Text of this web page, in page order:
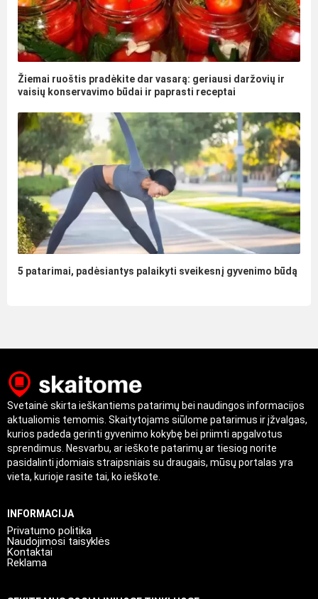
Žiemai ruoštis pradėkite dar vasarą: geriausi daržovių ir
vaisių konservavimo būdai ir paprasti receptai
5 patarimai, padėsiantys palaikyti sveikesnį gyvenimo būdą
Svetainė skirta ieškantiems patarimų bei naudingos informacijos
aktualiomis temomis. Skaitytojams siūlome patarimus ir įžvalgas,
kurios padeda gerinti gyvenimo kokybę bei priimti apgalvotus
sprendimus. Nesvarbu, ar ieškote patarimų ar tiesiog norite
pasidalinti įdomiais straipsniais su draugais, mūsų portalas yra
vieta, kurioje rasite tai, ko ieškote.
INFORMACIJA
Privatumo politika
Naudojimosi taisyklės
Kontaktai
Reklama